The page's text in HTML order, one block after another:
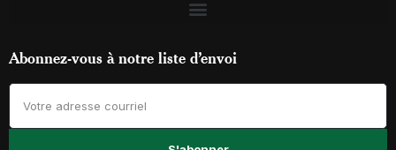
Abonnez-vous à notre liste d’envoi